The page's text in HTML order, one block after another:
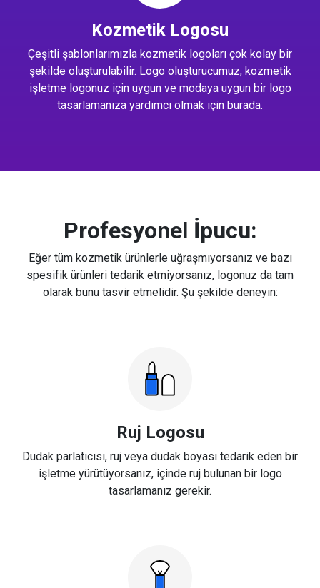
Kozmetik Logosu
Çeşitli şablonlarımızla kozmetik logoları çok kolay bir
şekilde oluşturulabilir. Logo oluşturucumuz, kozmetik
işletme logonuz için uygun ve modaya uygun bir logo
tasarlamanıza yardımcı olmak için burada.
Profesyonel İpucu:
Eğer tüm kozmetik ürünlerle uğraşmıyorsanız ve bazı
spesifik ürünleri tedarik etmiyorsanız, logonuz da tam
olarak bunu tasvir etmelidir. Şu şekilde deneyin:
Ruj Logosu
Dudak parlatıcısı, ruj veya dudak boyası tedarik eden bir
işletme yürütüyorsanız, içinde ruj bulunan bir logo
tasarlamanız gerekir.